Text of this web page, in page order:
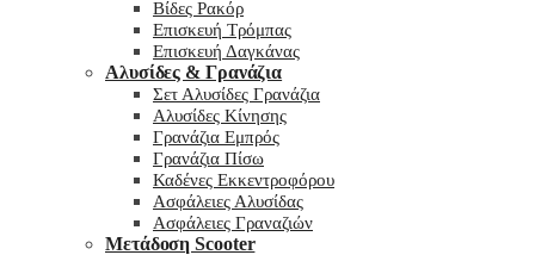
Βίδες Ρακόρ
Επισκευή Τρόμπας
Επισκευή Δαγκάνας
Αλυσίδες & Γρανάζια
Σετ Αλυσίδες Γρανάζια
Αλυσίδες Κίνησης
Γρανάζια Εμπρός
Γρανάζια Πίσω
Καδένες Εκκεντροφόρου
Ασφάλειες Αλυσίδας
Ασφάλειες Γραναζιών
Μετάδοση Scooter